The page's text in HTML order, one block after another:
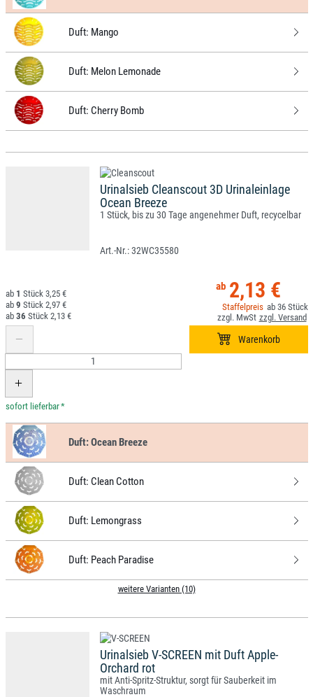
Duft: Mango
Duft: Melon Lemonade
Duft: Cherry Bomb
Urinalsieb Cleanscout 3D Urinaleinlage
Ocean Breeze
1 Stück, bis zu 30 Tage angenehmer Duft, recycelbar
32WC35580
2,13 €
36
1
3,25 €
9
2,97 €
36
2,13 €
*
Duft:Ocean Breeze
Duft: Clean Cotton
Duft: Lemongrass
Duft: Peach Paradise
weitere Varianten (10)
Urinalsieb V-SCREEN mit Duft Apple-
Orchard rot
mit Anti-Spritz-Struktur, sorgt für Sauberkeit im
Waschraum